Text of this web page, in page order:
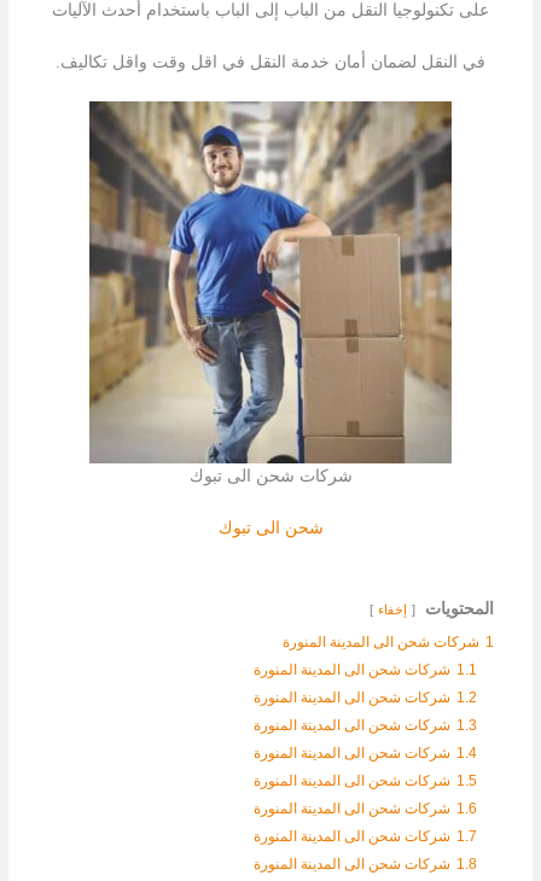
على تكنولوجيا النقل من الباب إلى الباب باستخدام أحدث الآليات
في النقل لضمان أمان خدمة النقل في اقل وقت واقل تكاليف.
شركات شحن الى تبوك
شحن الى تبوك
المحتويات إخفاء
1 شركات شحن الى المدينة المنورة
1.1 شركات شحن الى المدينة المنورة
1.2 شركات شحن الى المدينة المنورة
1.3 شركات شحن الى المدينة المنورة
1.4 شركات شحن الى المدينة المنورة
1.5 شركات شحن الى المدينة المنورة
1.6 شركات شحن الى المدينة المنورة
1.7 شركات شحن الى المدينة المنورة
1.8 شركات شحن الى المدينة المنورة